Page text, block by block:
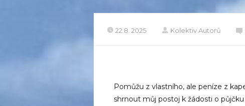
22.8. 2025 Kolektiv Autorů
Pomůžu z vlastního, ale peníze z
shrnout můj postoj k žádosti o